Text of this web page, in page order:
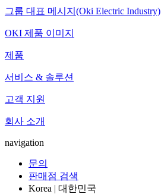
그룹 대표 메시지(Oki Electric Industry)
OKI 제품 이미지
제품
서비스 & 솔루션
고객 지원
회사 소개
navigation
문의
판매점 검색
Korea | 대한민국